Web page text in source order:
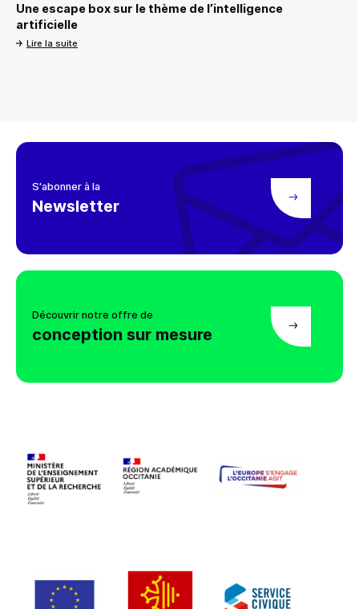
Une escape box sur le thème de l’intelligence
artificielle
Lire la suite
S'abonner à la
Newsletter
Découvrir notre offre de
conception sur mesure